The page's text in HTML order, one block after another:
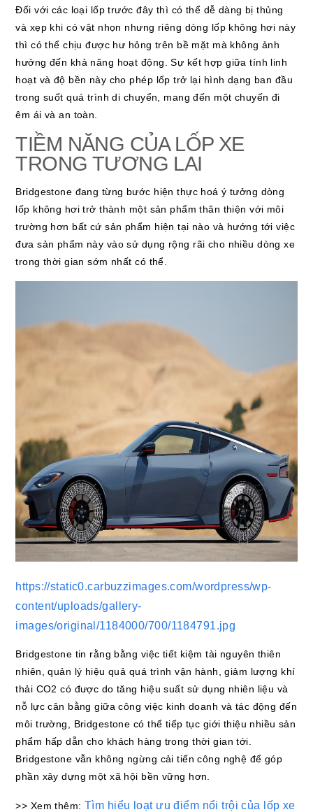
Đối với các loại lốp trước đây thì có thể dễ dàng bị thủng
và xẹp khi có vật nhọn nhưng riêng dòng lốp không hơi này
thì có thể chịu được hư hỏng trên bề mặt mà không ảnh
hưởng đến khả năng hoạt động. Sự kết hợp giữa tính linh
hoạt và độ bền này cho phép lốp trở lại hình dạng ban đầu
trong suốt quá trình di chuyển, mang đến một chuyến đi
êm ái và an toàn.
TIỀM NĂNG CỦA LỐP XE
TRONG TƯƠNG LAI
Bridgestone đang từng bước hiện thực hoá ý tưởng dòng
lốp không hơi trở thành một sản phẩm thân thiện với môi
trường hơn bất cứ sản phẩm hiện tại nào và hướng tới việc
đưa sản phẩm này vào sử dụng rộng rãi cho nhiều dòng xe
trong thời gian sớm nhất có thể.
https://static0.carbuzzimages.com/wordpress/wp-
content/uploads/gallery-
images/original/1184000/700/1184791.jpg
Bridgestone tin rằng bằng việc tiết kiệm tài nguyên thiên
nhiên, quản lý hiệu quả quá trình vận hành, giảm lượng khí
thải CO2 có được do tăng hiệu suất sử dụng nhiên liệu và
nỗ lực cân bằng giữa công việc kinh doanh và tác động đến
môi trường, Bridgestone có thể tiếp tục giới thiệu nhiều sản
phẩm hấp dẫn cho khách hàng trong thời gian tới.
Bridgestone vẫn không ngừng cải tiến công nghệ để góp
phần xây dựng một xã hội bền vững hơn.
>> Xem thêm:Tìm hiểu loạt ưu điểm nổi trội của lốp xe